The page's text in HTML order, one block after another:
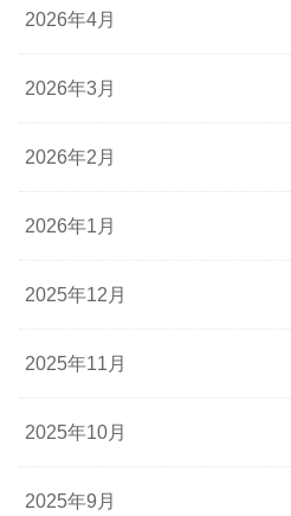
2026年4月
2026年3月
2026年2月
2026年1月
2025年12月
2025年11月
2025年10月
2025年9月